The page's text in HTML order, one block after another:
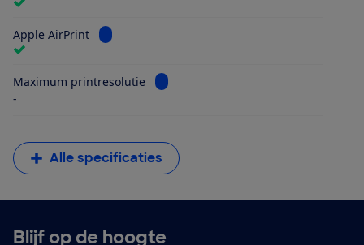
Apple AirPrint Bekijk informatie voor Apple AirPrint
Maximum printresolutie
Bekijk informatie voor Maximum
-
Alle specificaties
Blijf op de hoogte